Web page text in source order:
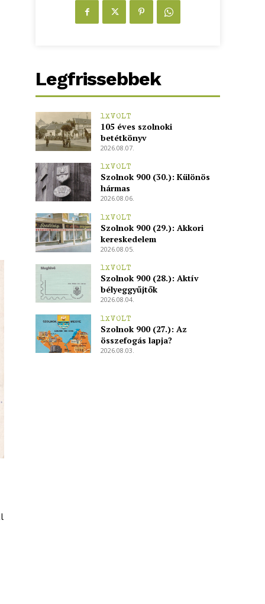
Legfrissebbek
1XVOLT
105 éves szolnoki
betétkönyv
2026.08.07.
1XVOLT
Szolnok 900 (30.): Különös
hármas
2026.08.06.
1XVOLT
Szolnok 900 (29.): Akkori
kereskedelem
2026.08.05.
1XVOLT
Szolnok 900 (28.): Aktív
bélyeggyűjtők
2026.08.04.
1XVOLT
Szolnok 900 (27.): Az
összefogás lapja?
2026.08.03.